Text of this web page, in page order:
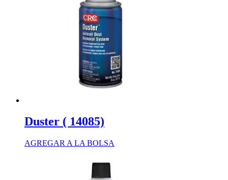
Duster ( 14085)
AGREGAR A LA BOLSA